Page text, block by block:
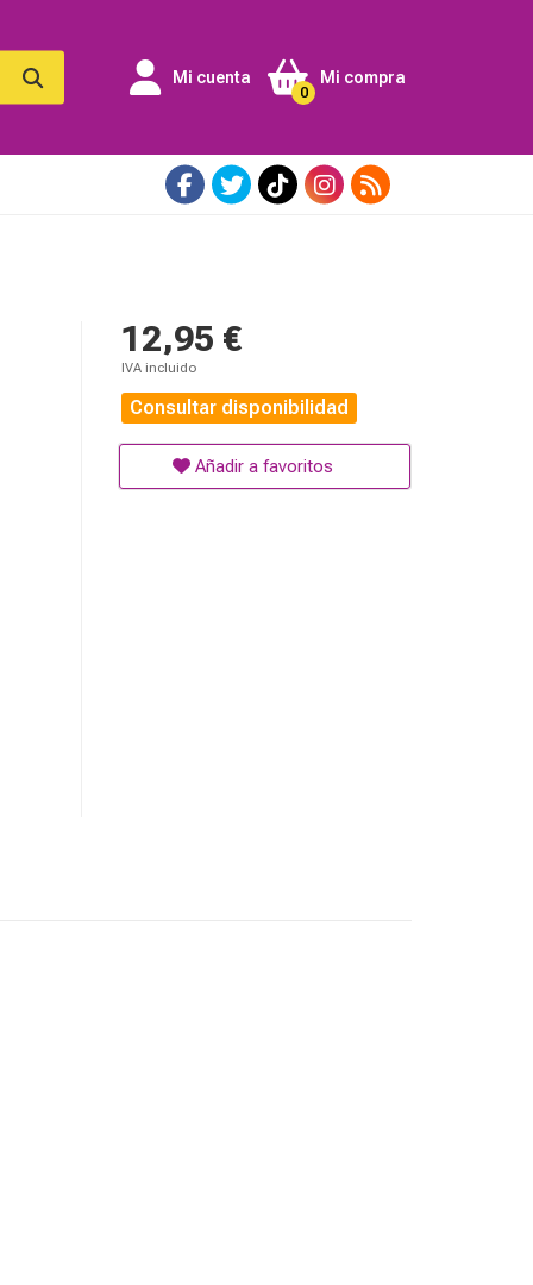
Mi cuenta Mi compra
0
12,95 €
IVA incluido
Consultar disponibilidad
Añadir a favoritos